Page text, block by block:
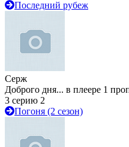
Последний рубеж
Серж
Доброго дня... в плеере 1
3 серию 2
Погоня (2 сезон)